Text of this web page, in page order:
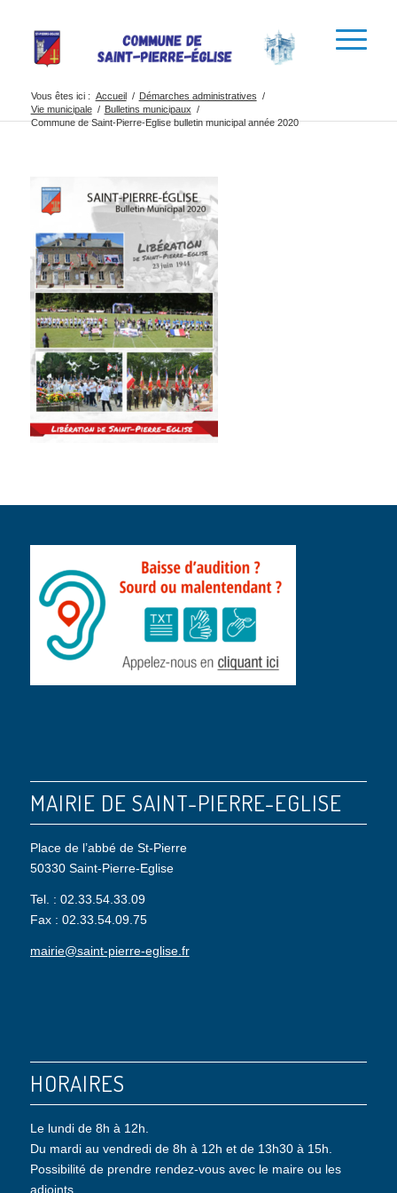
Vous êtes ici : Accueil / Démarches administratives /
Vie municipale / Bulletins municipaux /
Commune de Saint-Pierre-Eglise bulletin municipal année 2020
MAIRIE DE SAINT-PIERRE-EGLISE
Place de l’abbé de St-Pierre
50330 Saint-Pierre-Eglise
Tel. : 02.33.54.33.09
Fax : 02.33.54.09.75
mairie@saint-pierre-eglise.fr
HORAIRES
Le lundi de 8h à 12h.
Du mardi au vendredi de 8h à 12h et de 13h30 à 15h.
Possibilité de prendre rendez-vous avec le maire ou les
adjoints.